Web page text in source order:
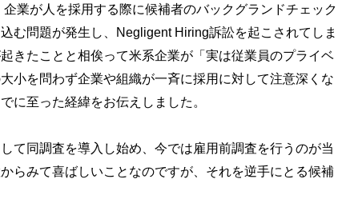
業が人を採用する際に候補者のバックグランドチェック
む問題が発生し、Negligent Hiring訴訟を起こされてしま
きたことと相俟って米系企業が「実は従業員のプライベ
小を問わず企業や組織が一斉に採用に対して注意深くな
に至った経緯をお伝えしました。
て同調査を導入し始め、今では雇用前調査を行うのが当
らみて喜ばしいことなのですが、それを逆手にとる候補